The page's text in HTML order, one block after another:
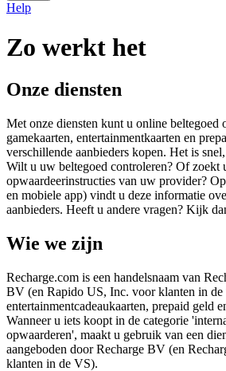
Help
Zo werkt het
Onze diensten
Met onze diensten kunt u online beltegoed
gamekaarten, entertainmentkaarten en
verschillende aanbieders kopen. Het is
Wilt u uw beltegoed controleren? Of zoekt
opwaardeerinstructies van uw provider?
en mobiele app) vindt u deze informatie
aanbieders. Heeft u andere vragen? Kijk
Wie we zijn
Recharge.com is een handelsnaam van
BV (en Rapido US, Inc. voor klanten in de
entertainmentcadeaukaarten, prepaid geld
Wanneer u iets koopt in de categorie
opwaarderen', maakt u gebruik van een
aangeboden door Recharge BV (en
klanten in de VS).